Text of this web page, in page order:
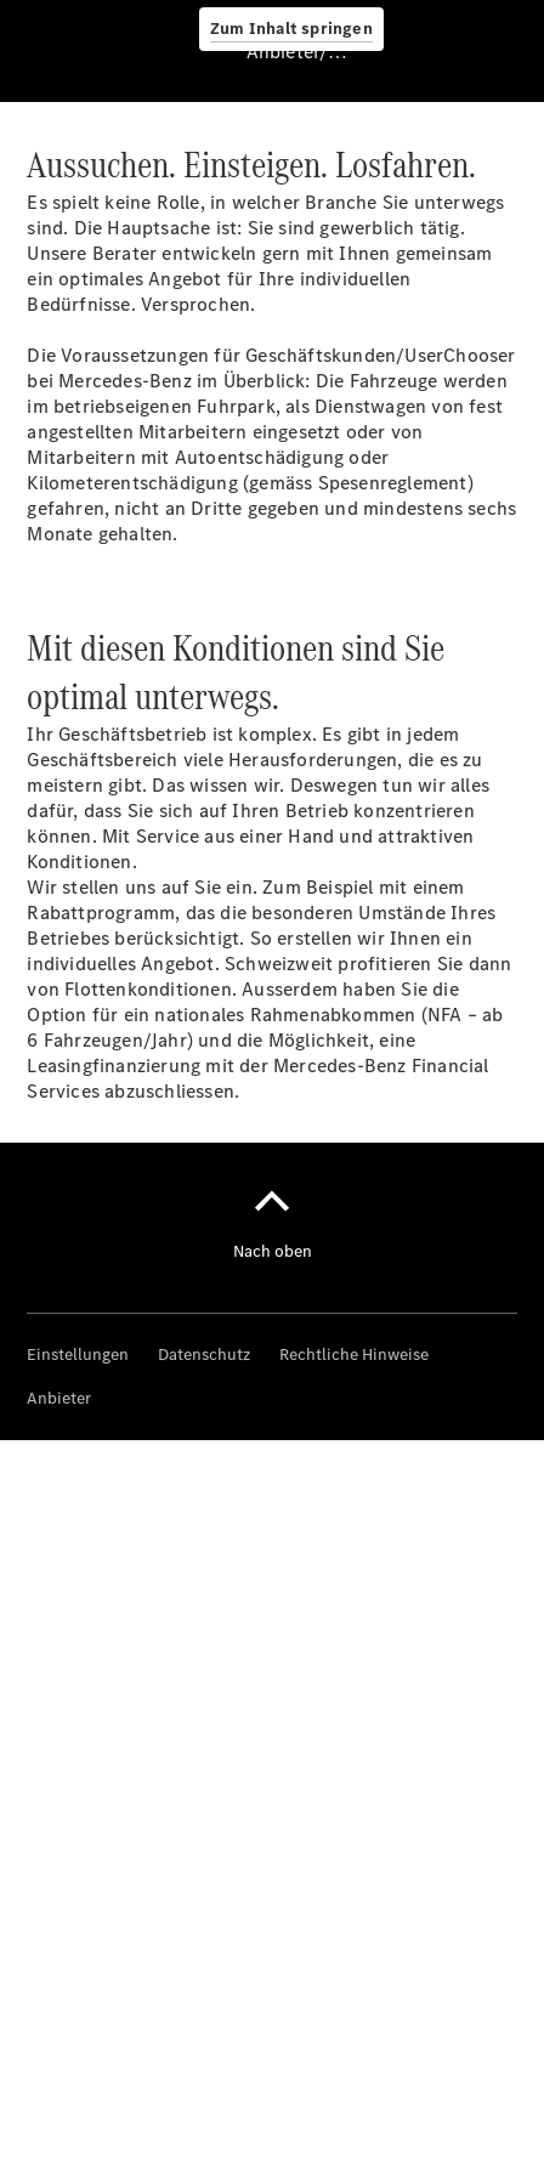
Zum Inhalt springen
Zubehör
Servicetermin
buchen
Digitale
Extras
Ladelösungen
Unterwegs
laden
Pannen- &
Unfallhilfe
Räder &
&
Übersicht
Reparatur
Service &
Garantie
Rückrufe
Ersatzteile
Broschüre
Fahrzeugzubehör
Anbieter/Datenschutz
Aussuchen. Einsteigen. Losfahren.
Es spielt keine Rolle, in welcher Branche Sie unterwegs
sind. Die Hauptsache ist: Sie sind gewerblich tätig.
Unsere Berater entwickeln gern mit Ihnen gemeinsam
ein optimales Angebot für Ihre individuellen
Bedürfnisse. Versprochen.
Die Voraussetzungen für Geschäftskunden/UserChooser
bei Mercedes-Benz im Überblick: Die Fahrzeuge werden
im betriebseigenen Fuhrpark, als Dienstwagen von fest
angestellten Mitarbeitern eingesetzt oder von
Mitarbeitern mit Autoentschädigung oder
Kilometerentschädigung (gemäss Spesenreglement)
gefahren, nicht an Dritte gegeben und mindestens sechs
Monate gehalten.
Mit diesen Konditionen sind Sie
optimal unterwegs.
Ihr Geschäftsbetrieb ist komplex. Es gibt in jedem
Geschäftsbereich viele Herausforderungen, die es zu
meistern gibt. Das wissen wir. Deswegen tun wir alles
dafür, dass Sie sich auf Ihren Betrieb konzentrieren
können. Mit Service aus einer Hand und attraktiven
Konditionen.
Wir stellen uns auf Sie ein. Zum Beispiel mit einem
Rabattprogramm, das die besonderen Umstände Ihres
Betriebes berücksichtigt. So erstellen wir Ihnen ein
individuelles Angebot. Schweizweit profitieren Sie dann
von Flottenkonditionen. Ausserdem haben Sie die
Option für ein nationales Rahmenabkommen (NFA – ab
6 Fahrzeugen/Jahr) und die Möglichkeit, eine
Leasingfinanzierung mit der Mercedes-Benz Financial
Services abzuschliessen.